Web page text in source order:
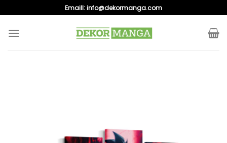
to
content
Emaill:info@dekormanga.com